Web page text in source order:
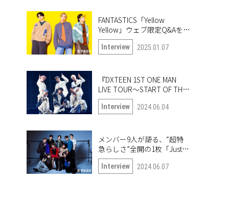
FANTASTICS「Yellow
Yellow」ウェブ限定Q&Aを公
開！
Interview 2025.01.07
『DXTEEN 1ST ONE MAN
LIVE TOUR〜START OF THE
QUEST〜』開幕！ ツアー中
の6人に突撃!!
Interview 2024.06.04
メンバー9人が語る、“超特
急らしさ”全開の1枚「Just
like 超特急」
Interview 2024.06.07